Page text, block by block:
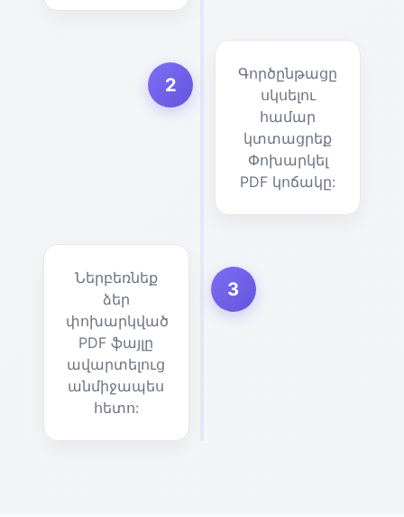
2
Գործընթացը
սկսելու
համար
կտտացրեք
Փոխարկել
PDF կոճակը:
3
Ներբեռնեք
ձեր
փոխարկված
PDF ֆայլը
ավարտելուց
անմիջապես
հետո: